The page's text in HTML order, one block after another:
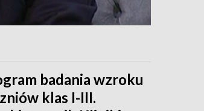
badania wzroku
klas I-III.